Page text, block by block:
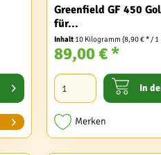
Greenfield GF 450
für...
Inhalt 10 Kilogramm (8,90 € * /
89,00 € *
In
Merken